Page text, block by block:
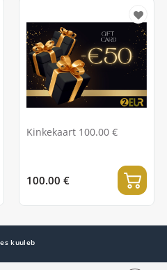
Kinkekaart 100.00 €
100.00 €
kuuleb